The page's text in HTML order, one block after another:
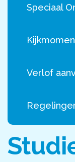
Speciaal
Verlof